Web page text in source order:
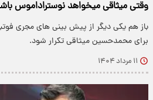
وقتی میثاقی میخواهد نوستراداموس
باز هم یکی دیگر از پیش بینی های مجری
برای محمدحسین میثاقی تکرار شود.
۱۱ مرداد ۱۴۰۴